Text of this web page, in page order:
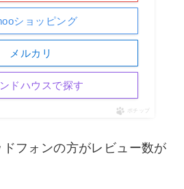
ショッピング
メルカリ
ドハウスで探す
ポチップ
フォンの方がレビュー数が